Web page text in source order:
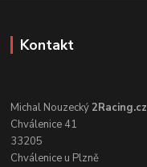
Kontakt
Michal Nouzecký2Racing.cz
Chválenice 41
33205
Chválenice u Plzně